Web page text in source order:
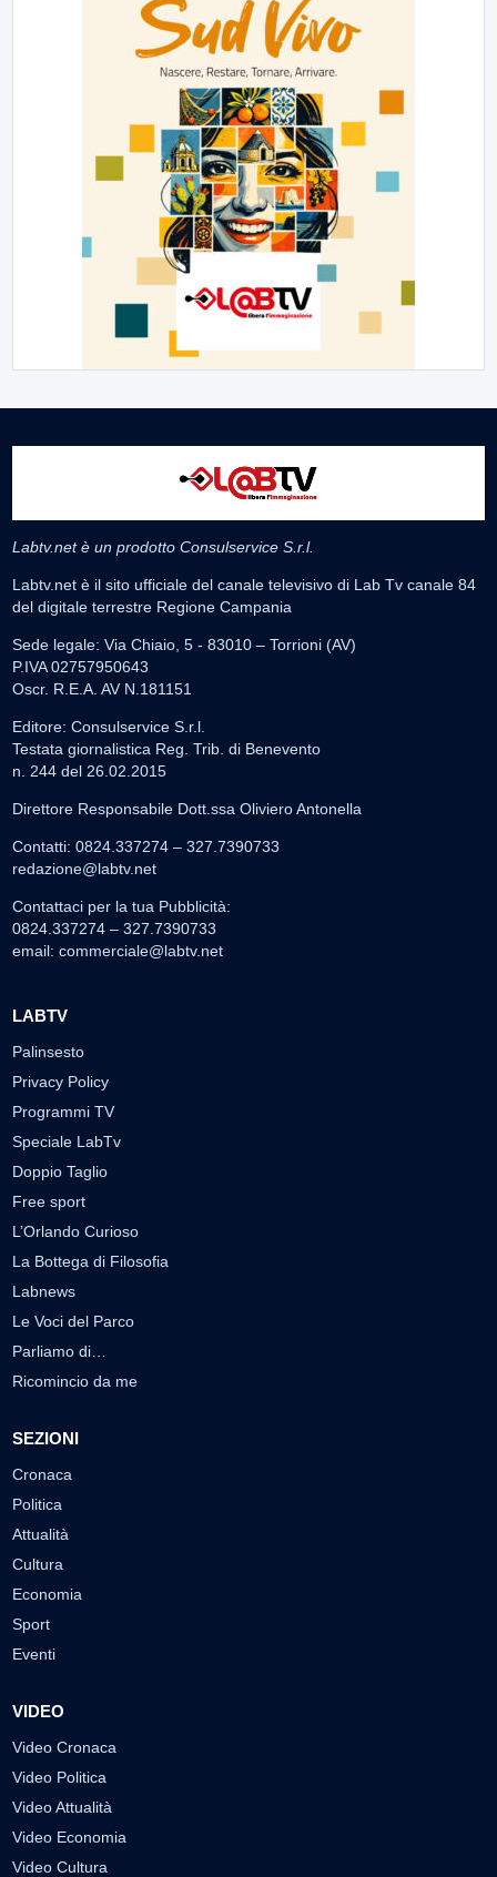
Labtv.net è un prodotto Consulservice S.r.l.
Labtv.net è il sito ufficiale del canale televisivo di Lab Tv canale 84
del digitale terrestre Regione Campania
Sede legale: Via Chiaio, 5 - 83010 – Torrioni (AV)
P.IVA 02757950643
Oscr. R.E.A. AV N.181151
Editore: Consulservice S.r.l.
Testata giornalistica Reg. Trib. di Benevento
n. 244 del 26.02.2015
Direttore Responsabile Dott.ssa Oliviero Antonella
Contatti: 0824.337274 – 327.7390733
redazione@labtv.net
Contattaci per la tua Pubblicità:
0824.337274 – 327.7390733
email: commerciale@labtv.net
LABTV
Palinsesto
Privacy Policy
Programmi TV
Speciale LabTv
Doppio Taglio
Free sport
L’Orlando Curioso
La Bottega di Filosofia
Labnews
Le Voci del Parco
Parliamo di…
Ricomincio da me
SEZIONI
Cronaca
Politica
Attualità
Cultura
Economia
Sport
Eventi
VIDEO
Video Cronaca
Video Politica
Video Attualità
Video Economia
Video Cultura